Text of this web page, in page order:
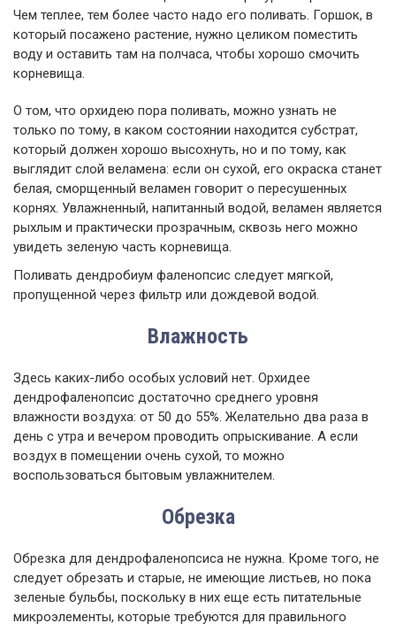
Чем теплее, тем более часто надо его поливать. Горшок, в
который посажено растение, нужно целиком поместить
воду и оставить там на полчаса, чтобы хорошо смочить
корневища.
О том, что орхидею пора поливать, можно узнать не
только по тому, в каком состоянии находится субстрат,
который должен хорошо высохнуть, но и по тому, как
выглядит слой веламена: если он сухой, его окраска станет
белая, сморщенный веламен говорит о пересушенных
корнях. Увлажненный, напитанный водой, веламен является
рыхлым и практически прозрачным, сквозь него можно
увидеть зеленую часть корневища.
Поливать дендробиум фаленопсис следует мягкой,
пропущенной через фильтр или дождевой водой.
Влажность
Здесь каких-либо особых условий нет. Орхидее
дендрофаленопсис достаточно среднего уровня
влажности воздуха: от 50 до 55%. Желательно два раза в
день с утра и вечером проводить опрыскивание. А если
воздух в помещении очень сухой, то можно
воспользоваться бытовым увлажнителем.
Обрезка
Обрезка для дендрофаленопсиса не нужна. Кроме того, не
следует обрезать и старые, не имеющие листьев, но пока
зеленые бульбы, поскольку в них еще есть питательные
микроэлементы, которые требуются для правильного